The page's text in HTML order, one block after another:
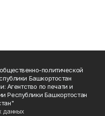
политической
Башкортостан
Агентство по печати и
Республики Башкортостан
данных